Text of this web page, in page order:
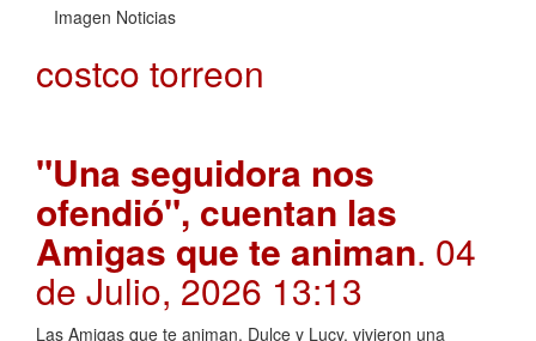
Imagen Noticias
costco torreon
"Una seguidora nos
ofendió", cuentan las
Amigas que te animan. 04
de Julio, 2026 13:13
Las Amigas que te animan, Dulce y Lucy, vivieron una